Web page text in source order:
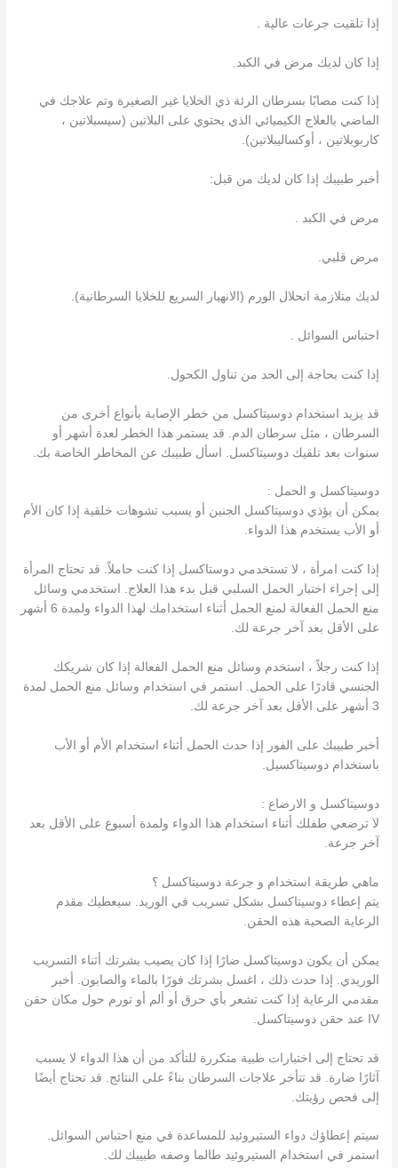
إذا تلقيت جرعات عالية .
إذا كان لديك مرض في الكبد.
إذا كنت مصابًا بسرطان الرئة ذي الخلايا غير الصغيرة وتم علاجك في
الماضي بالعلاج الكيميائي الذي يحتوي على البلاتين (سيسبلاتين ،
كاربوبلاتين ، أوكساليبلاتين).
أخبر طبيبك إذا كان لديك من قبل:
مرض في الكبد .
مرض قلبي.
لديك متلازمة انحلال الورم (الانهيار السريع للخلايا السرطانية).
احتباس السوائل .
إذا كنت بحاجة إلى الحد من تناول الكحول.
قد يزيد استخدام دوسيتاكسل من خطر الإصابة بأنواع أخرى من
السرطان ، مثل سرطان الدم. قد يستمر هذا الخطر لعدة أشهر أو
سنوات بعد تلقيك دوسيتاكسل. اسأل طبيبك عن المخاطر الخاصة بك.
دوسيتاكسل و الحمل :
يمكن أن يؤذي دوسيتاكسل الجنين أو يسبب تشوهات خلقية إذا كان الأم
أو الأب يستخدم هذا الدواء.
إذا كنت امرأة ، لا تستخدمي دوستاكسل إذا كنت حاملاً. قد تحتاج المرأة
إلى إجراء اختبار الحمل السلبي قبل بدء هذا العلاج. استخدمي وسائل
منع الحمل الفعالة لمنع الحمل أثناء استخدامك لهذا الدواء ولمدة 6 أشهر
على الأقل بعد آخر جرعة لك.
إذا كنت رجلاً ، استخدم وسائل منع الحمل الفعالة إذا كان شريكك
الجنسي قادرًا على الحمل. استمر في استخدام وسائل منع الحمل لمدة
3 أشهر على الأقل بعد آخر جرعة لك.
أخبر طبيبك على الفور إذا حدث الحمل أثناء استخدام الأم أو الأب
باستخدام دوسيتاكسيل.
دوسيتاكسل و الارضاع :
لا ترضعي طفلك أثناء استخدام هذا الدواء ولمدة أسبوع على الأقل بعد
آخر جرعة.
ماهي طريقة استخدام و جرعة دوسيتاكسل ؟
يتم إعطاء دوسيتاكسل بشكل تسريب في الوريد. سيعطيك مقدم
الرعاية الصحية هذه الحقن.
يمكن أن يكون دوسيتاكسل ضارًا إذا كان يصيب بشرتك أثناء التسريب
الوريدي. إذا حدث ذلك ، اغسل بشرتك فورًا بالماء والصابون. أخبر
مقدمي الرعاية إذا كنت تشعر بأي حرق أو ألم أو تورم حول مكان حقن
IV عند حقن دوسيتاكسل.
قد تحتاج إلى اختبارات طبية متكررة للتأكد من أن هذا الدواء لا يسبب
آثارًا ضارة. قد تتأخر علاجات السرطان بناءً على النتائج. قد تحتاج أيضًا
إلى فحص رؤيتك.
سيتم إعطاؤك دواء الستيروئيد للمساعدة في منع احتباس السوائل.
استمر في استخدام الستيروئيد طالما وصفه طبيبك لك.